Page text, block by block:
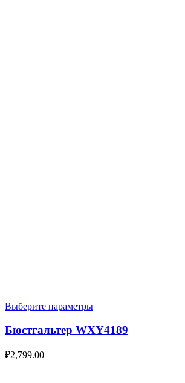
Выберите параметры
Бюстгальтер WXY4189
₽2,799.00